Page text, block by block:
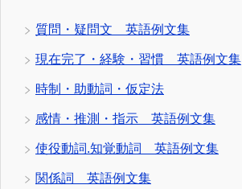
質問・疑問文 英語例文集
現在完了・経験・習慣 英語例文集
時制・助動詞・仮定法
感情・推測・指示 英語例文集
使役動詞.知覚動詞 英語例文集
関係詞 英語例文集